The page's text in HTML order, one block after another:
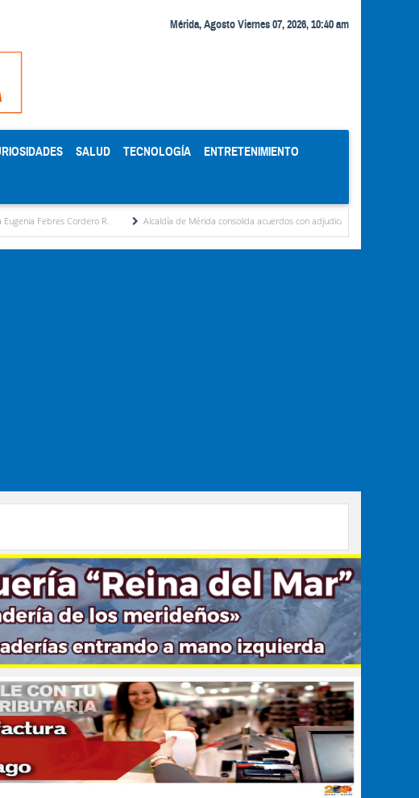
Mérida, Agosto Viernes 07, 2026, 10:40 am
SALUD TECNOLOGÍA ENTRETENIMIENTO
R. Alcaldía de Mérida consolida acuerdos con adjudicatarios del Mercado Periférico